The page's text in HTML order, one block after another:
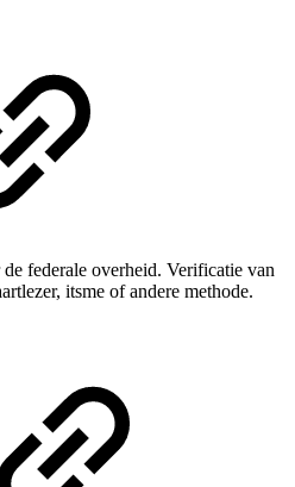
federale overheid. Verificatie van
itsme of andere methode.